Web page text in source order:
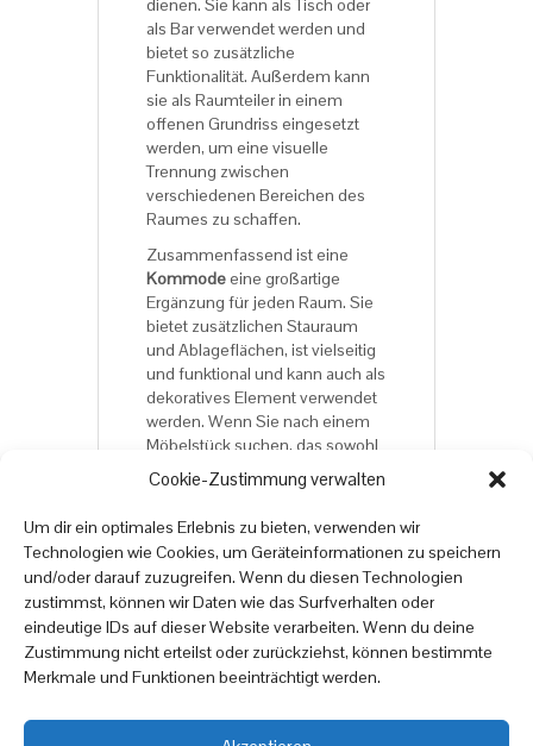
Cookie-Zustimmung verwalten
Um dir ein optimales Erlebnis zu bieten, verwenden wir
Technologien wie Cookies, um Geräteinformationen zu speichern
und/oder darauf zuzugreifen. Wenn du diesen Technologien
zustimmst, können wir Daten wie das Surfverhalten oder
eindeutige IDs auf dieser Website verarbeiten. Wenn du deine
Zustimmung nicht erteilst oder zurückziehst, können bestimmte
Merkmale und Funktionen beeinträchtigt werden.
dienen. Sie kann als Tisch oder
als Bar verwendet werden und
bietet so zusätzliche
Funktionalität. Außerdem kann
sie als Raumteiler in einem
offenen Grundriss eingesetzt
werden, um eine visuelle
Trennung zwischen
verschiedenen Bereichen des
Raumes zu schaffen.
Zusammenfassend ist eine
Kommodeeine großartige
Ergänzung für jeden Raum. Sie
bietet zusätzlichen Stauraum
und Ablageflächen, ist vielseitig
und funktional und kann auch als
dekoratives Element verwendet
werden. Wenn Sie nach einem
Möbelstück suchen, das sowohl
funktional als auch stilvoll ist,
dann ist eineKommodedefinitiv
eine gute Wahl.
Viel Spaß beim Online-
Möbelshopping auf
onlinemoebel24.de